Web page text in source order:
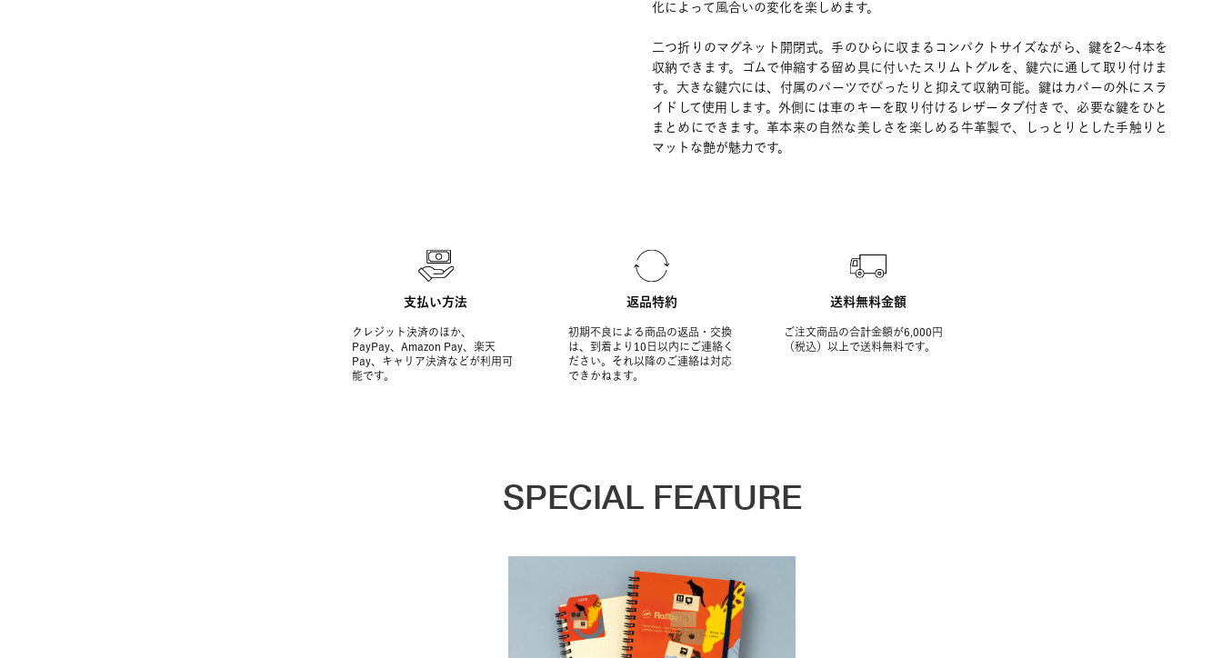
化によって風合いの変化を楽しめます。
二つ折りのマグネット開閉式。手のひらに収まるコンパクトサイズながら、鍵を2～4本を
収納できます。ゴムで伸縮する留め具に付いたスリムトグルを、鍵穴に通して取り付けま
す。大きな鍵穴には、付属のパーツでぴったりと抑えて収納可能。鍵はカバーの外にスラ
イドして使用します。外側には車のキーを取り付けるレザータブ付きで、必要な鍵をひと
まとめにできます。革本来の自然な美しさを楽しめる牛革製で、しっとりとした手触りと
マットな艶が魅力です。
支払い方法
クレジット決済のほか、
PayPay、Amazon Pay、楽天
Pay、キャリア決済などが利用可
能です。
返品特約
初期不良による商品の返品・交換
は、到着より10日以内にご連絡く
ださい。それ以降のご連絡は対応
できかねます。
送料無料金額
ご注文商品の合計金額が6,000円
（税込）以上で送料無料です。
SPECIAL FEATURE